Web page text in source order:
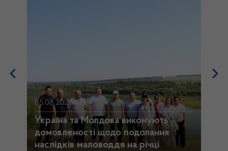
05.08.2026 17:19
Україна та Молдова виконують
домовленості щодо подолання
наслідків маловоддя на річці